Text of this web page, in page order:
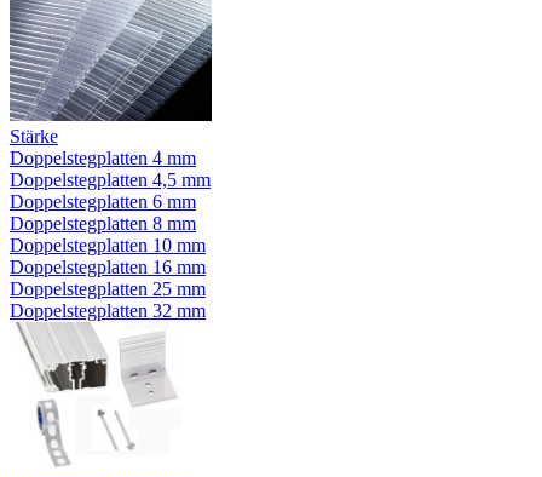
Stärke
Doppelstegplatten 4 mm
Doppelstegplatten 4,5 mm
Doppelstegplatten 6 mm
Doppelstegplatten 8 mm
Doppelstegplatten 10 mm
Doppelstegplatten 16 mm
Doppelstegplatten 25 mm
Doppelstegplatten 32 mm